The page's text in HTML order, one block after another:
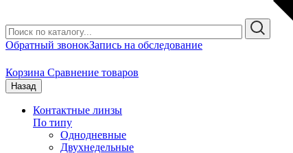
Обратный звонокЗапись на обследование
Корзина Сравнение товаров
Назад
Контактные линзы
По типу
Однодневные
Двухнедельные